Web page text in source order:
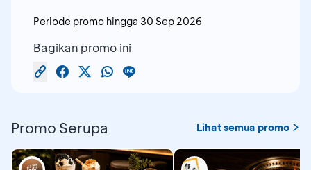
Periode promo hingga 30 Sep 2026
Bagikan promo ini
Promo Serupa Lihat semua promo